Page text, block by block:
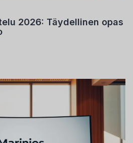
2026: Täydellinen opas